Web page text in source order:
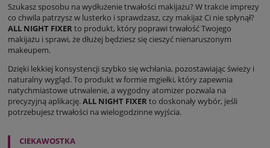
Szukasz sposobu na wydłużenie trwałości makijażu? W trakcie imprezy
co chwila patrzysz w lusterko i sprawdzasz, czy makijaż Ci nie spłynął?
ALL NIGHT FIXER to produkt, który poprawi trwałość Twojego
makijażu i sprawi, że dłużej będziesz się cieszyć nienaruszonym
makeupem.
Dzięki lekkiej konsystencji szybko się wchłania, pozostawiając świeży i
naturalny wygląd. To produkt w formie mgiełki, który zapewnia
natychmiastowe utrwalenie, a wygodny atomizer pozwala na
precyzyjną aplikację. ALL NIGHT FIXER to doskonały wybór, jeśli
potrzebujesz trwałości na wielogodzinne wyjścia.
CIEKAWOSTKA